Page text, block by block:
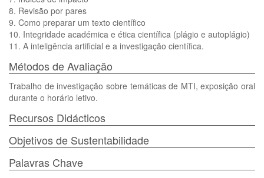
8. Revisão por pares
9. Como preparar um texto científico
10. Integridade académica e ética científica (plágio e autoplágio)
11. A inteligência artificial e a investigação científica.
Métodos de Avaliação
Trabalho de investigação sobre temáticas de MTI, exposição oral
durante o horário letivo.
Recursos Didácticos
Objetivos de Sustentabilidade
Palavras Chave